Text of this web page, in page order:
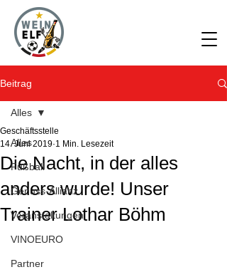
Beitrag
Alles
Fußball
Genuss-Allianz
Veranstaltungen
VINOEURO
Partner
Alles
Die Nacht, in der alles
anders wurde! Unser
Trainer Lothar Böhm
Geschäftsstelle
14. Juni 2019 1 Min. Lesezeit